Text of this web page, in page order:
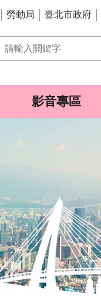
勞動局 臺北市政府
影音專區